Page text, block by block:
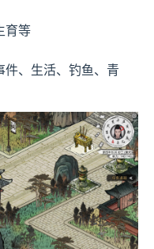
育等
、生活、钓鱼、青